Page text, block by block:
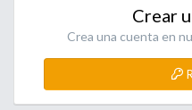
Crear
Crea una cuenta en